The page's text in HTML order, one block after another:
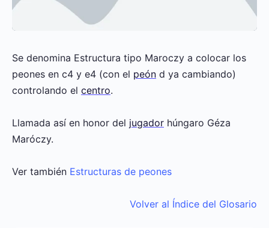
Se denomina Estructura tipo Maroczy a colocar los
peones en c4 y e4 (con el peón d ya cambiando)
controlando el centro.
Llamada así en honor del jugador húngaro Géza
Maróczy.
Ver también Estructuras de peones
Volver al Índice del Glosario